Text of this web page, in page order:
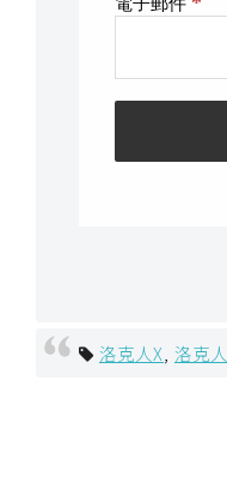
P
H
洛克人X, 洛克